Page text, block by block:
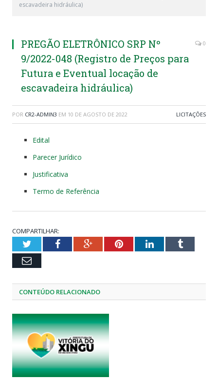
escavadeira hidráulica)
PREGÃO ELETRÔNICO SRP Nº
9/2022-048 (Registro de Preços para
Futura e Eventual locação de
escavadeira hidráulica)
0
POR CR2-ADMIN3 EM 10 DE AGOSTO DE 2022 LICITAÇÕES
Edital
Parecer Jurídico
Justificativa
Termo de Referência
COMPARTILHAR:
TwitterFacebookGoogle+PinterestLinkedInTumblr
Email
CONTEÚDO RELACIONADO